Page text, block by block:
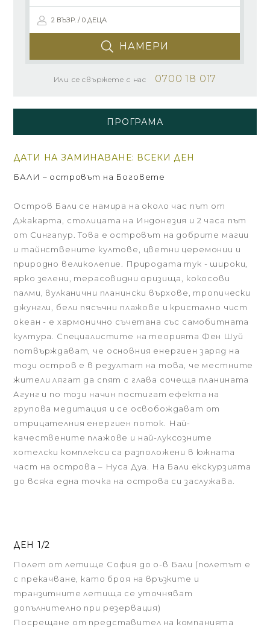
2 ВЪЗР. / 0 ДЕЦА
НАМЕРИ
Или се свържете с нас 0700 18 017
ПРОГРАМА
ДАТИ НА ЗАМИНАВАНЕ: ВСЕКИ ДЕН
БАЛИ – островът на Боговете
Остров Бали се намира на около час път от
Джакарта, столицата на Индонезия и 2 часа път
от Сингапур. Това е островът на добрите магии
и тайнствените култове, цветни церемонии и
природно великолепие. Природата тук - широки,
ярко зелени, терасовидни оризища, кокосови
палми, вулканични планински върхове, тропически
джунгли, бели пясъчни плажове и кристално чист
океан - е хармонично съчетана със самобитната
култура. Специалистите на теорията Фен Шуй
потвърждават, че основния енергиен заряд на
този остров е в резултат на това, че местните
жители лягат да спят с глава сочеща планината
Агунг и по този начин постигат ефекта на
групова медитация и се освобождават от
отрицателния енергиен поток. Най-
качествените плажове и най-луксозните
хотелски комплекси са разположени в южната
част на острова – Нуса Дуа. На Бали екскурзията
до всяка една точка на острова си заслужава.
ДЕН 1/2
Полет от летище София до о-в Бали (полетът е
с прекачване, като броя на връзките и
транзитните летища се уточняват
допълнително при резервация)
Посрещане от представител на компанията